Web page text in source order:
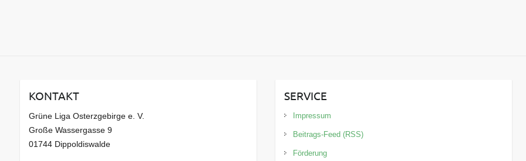
KONTAKT
Grüne Liga Osterzgebirge e. V.
Große Wassergasse 9
01744 Dippoldiswalde
SERVICE
Impressum
Beitrags-Feed (RSS)
Förderung